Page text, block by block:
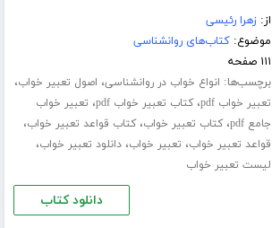
از:زهرا رئیسی
موضوع:کتاب‌های روانشناسی
۱۱۱ صفحه
برچسب‌ها: انواع خواب در روانشناسی، اصول تعبیر خواب،
تعبیر خواب pdf ،کتاب تعبیر خواب pdf ، تعبیر خواب
جامع pdf
،کتاب تعبیر خواب،کتاب قواعد تعبیر خواب،
قواعد تعبیر خواب، تعبیر خواب،دانلود تعبیر خواب،
لیست تعبیر خواب
دانلود کتاب